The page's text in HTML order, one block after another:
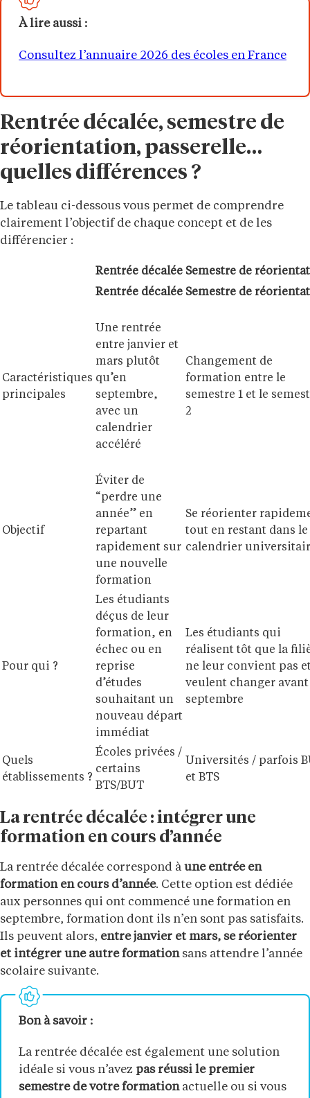
À lire aussi :
Consultez l’annuaire 2026 des écoles en France
Rentrée décalée, semestre de
réorientation, passerelle…
quelles différences ?
Le tableau ci-dessous vous permet de comprendre
clairement l’objectif de chaque concept et de les
différencier :
Rentrée décalée Semestre de
Rentrée décalée Semestre de
Caractéristiques
principales
Une rentrée
entre janvier et
mars plutôt
qu’en
septembre,
avec un
calendrier
accéléré
Changement de
formation entre le
semestre 1 et le
2
Objectif
Éviter de
“perdre une
année” en
repartant
rapidement sur
une nouvelle
formation
Se réorienter
tout en restant dans le
calendrier
Pour qui ?
Les étudiants
déçus de leur
formation, en
échec ou en
reprise
d’études
souhaitant un
nouveau départ
immédiat
Les étudiants qui
réalisent tôt que la
ne leur convient pas
veulent changer avant
septembre
Quels
établissements ?
Écoles privées /
certains
BTS/BUT
Universités / parfois
et BTS
La rentrée décalée : intégrer une
formation en cours d’année
La rentrée décalée correspond à une entrée en
formation en cours d’année. Cette option est dédiée
aux personnes qui ont commencé une formation en
septembre, formation dont ils n’en sont pas satisfaits.
Ils peuvent alors, entre janvier et mars, se réorienter
et intégrer une autre formationsans attendre l’année
scolaire suivante.
Bon à savoir :
La rentrée décalée est également une solution
idéale si vous n’avez pas réussi le premier
semestre de votre formationactuelle ou si vous